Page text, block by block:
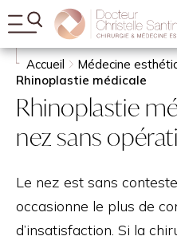
Tarifs
Rechercher
Accueil Médecine
Rhinoplastie médicale
Rhinoplastie
nez sans
Le nez est sans
occasionne le plus de
d’insatisfaction. Si la